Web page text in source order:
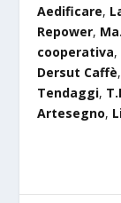
Aedificare,
Repower,
cooperativa,
Dersut Caffè,
Tendaggi,
Artesegno,